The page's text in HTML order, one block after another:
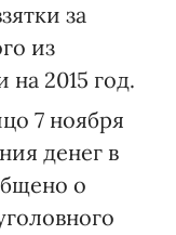
за
из
на 2015 год.
7 ноября
денег в
о